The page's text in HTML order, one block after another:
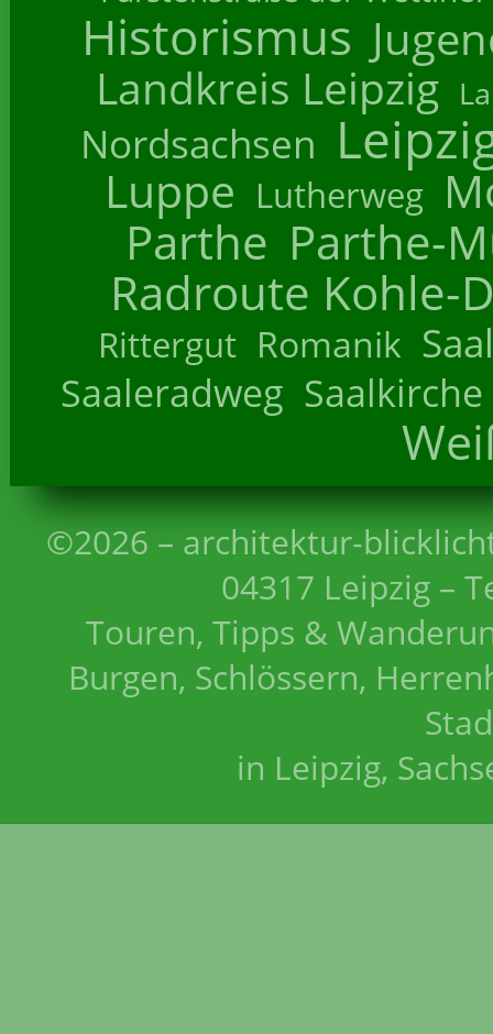
Historismus
Landkreis Leipzig
Nordsachsen
Luppe Lutherweg
Parthe Parthe-
Radroute Kohle-
Rittergut Romanik
Saaleradweg Saalkirche
©2026 – architektur-
04317 Leipzig –
Touren, Tipps &
Burgen, Schlössern,
in Leipzig,